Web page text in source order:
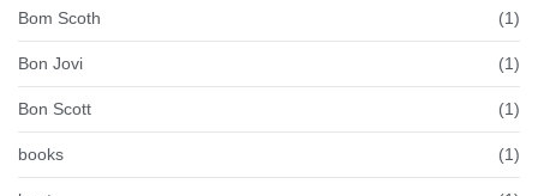
Bom Scoth (1)
Bon Jovi (1)
Bon Scott (1)
books (1)